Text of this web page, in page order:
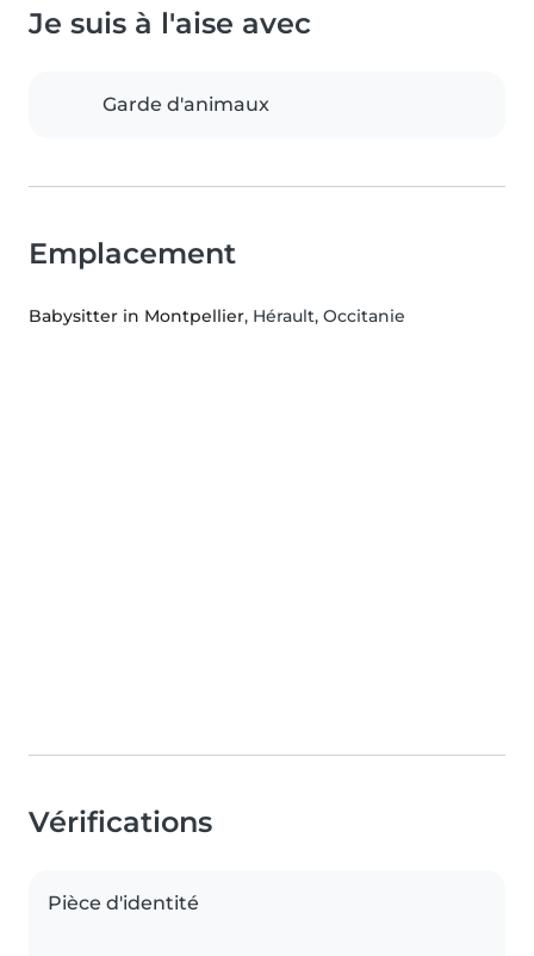
Je suis à l'aise avec
Garde d'animaux
Emplacement
Babysitter in Montpellier, Hérault, Occitanie
Vérifications
Pièce d'identité